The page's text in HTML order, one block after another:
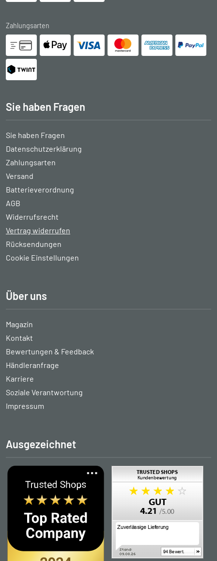
Zahlungsarten
Sie haben Fragen
Sie haben Fragen
Datenschutzerklärung
Zahlungsarten
Versand
Batterieverordnung
AGB
Widerrufsrecht
Vertrag widerrufen
Rücksendungen
Cookie Einstellungen
Über uns
Magazin
Kontakt
Bewertungen & Feedback
Händleranfrage
Karriere
Soziale Verantwortung
Impressum
Ausgezeichnet